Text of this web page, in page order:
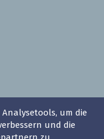
Analysetools, um die
und die